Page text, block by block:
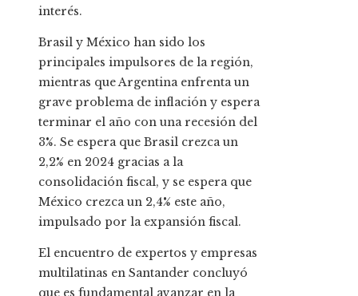
interés.
Brasil y México han sido los
principales impulsores de la región,
mientras que Argentina enfrenta un
grave problema de inflación y espera
terminar el año con una recesión del
3%. Se espera que Brasil crezca un
2,2% en 2024 gracias a la
consolidación fiscal, y se espera que
México crezca un 2,4% este año,
impulsado por la expansión fiscal.
El encuentro de expertos y empresas
multilatinas en Santander concluyó
que es fundamental avanzar en la